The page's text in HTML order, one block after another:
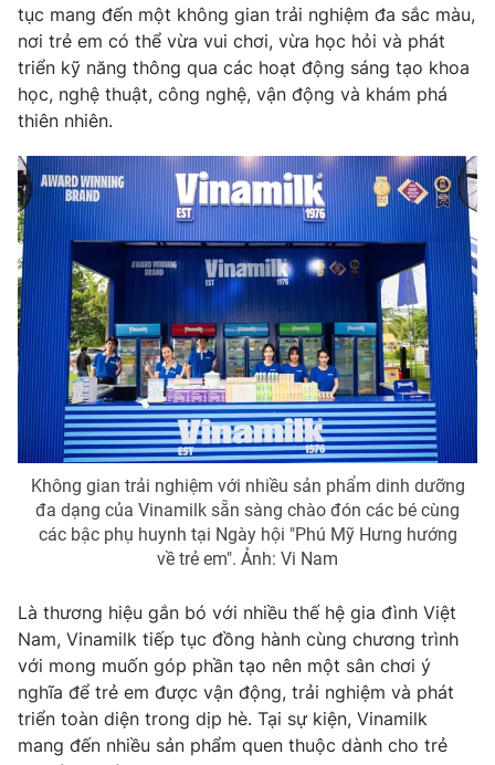
Emagazine Podcast
Photo Infographic
VTV Money VTV Thể thao
VTV Sức khoẻ Bất động sản
Thị trường 24h Tấm lòng Việt
VTV4 Vươn mình bằng AI
VTV9 VTV8
Liên hệ tòa soạn English
THỜI BÁO VTV
Theo dõi báo trên
tục mang đến một không gian trải nghiệm đa sắc màu,
nơi trẻ em có thể vừa vui chơi, vừa học hỏi và phát
triển kỹ năng thông qua các hoạt động sáng tạo khoa
học, nghệ thuật, công nghệ, vận động và khám phá
thiên nhiên.
Không gian trải nghiệm với nhiều sản phẩm dinh dưỡng
đa dạng của Vinamilk sẵn sàng chào đón các bé cùng
các bậc phụ huynh tại Ngày hội "Phú Mỹ Hưng hướng
về trẻ em". Ảnh: Vi Nam
Là thương hiệu gắn bó với nhiều thế hệ gia đình Việt
Nam, Vinamilk tiếp tục đồng hành cùng chương trình
với mong muốn góp phần tạo nên một sân chơi ý
nghĩa để trẻ em được vận động, trải nghiệm và phát
triển toàn diện trong dịp hè. Tại sự kiện, Vinamilk
mang đến nhiều sản phẩm quen thuộc dành cho trẻ